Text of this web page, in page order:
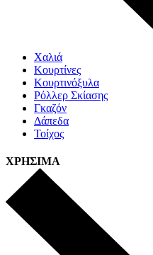
Χαλιά
Κουρτίνες
Κουρτινόξυλα
Ρόλλερ Σκίασης
Γκαζόν
Δάπεδα
Τοίχος
ΧΡΗΣΙΜΑ